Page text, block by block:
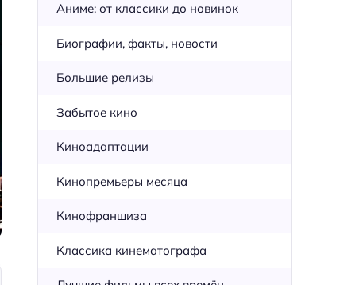
Аниме: от классики до новинок
Биографии, факты, новости
Большие релизы
Забытое кино
Киноадаптации
Кинопремьеры месяца
Кинофраншиза
Классика кинематографа